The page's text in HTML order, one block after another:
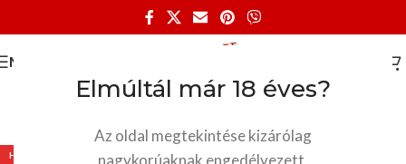
Elmúltál már 18 éves?
Az oldal megtekintése kizárólag
nagykorúaknak engedélyezett.
MENU
HOT